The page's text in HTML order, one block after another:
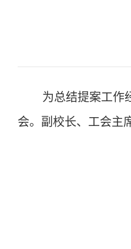
为总结提案工作
会。副校长、工会主